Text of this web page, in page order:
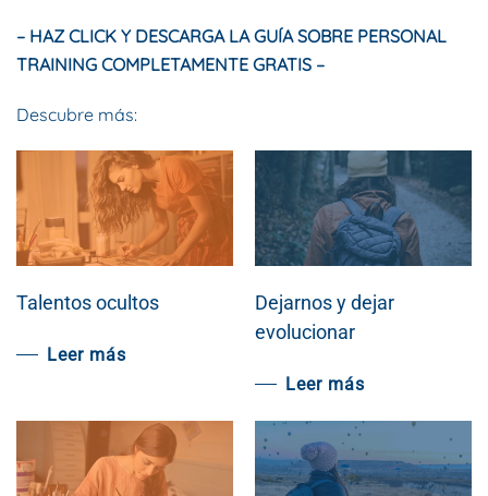
– HAZ CLICK Y DESCARGA LA GUÍA SOBRE PERSONAL
TRAINING COMPLETAMENTE GRATIS –
Descubre más:
Talentos ocultos
Leer más
Dejarnos y dejar
evolucionar
Leer más